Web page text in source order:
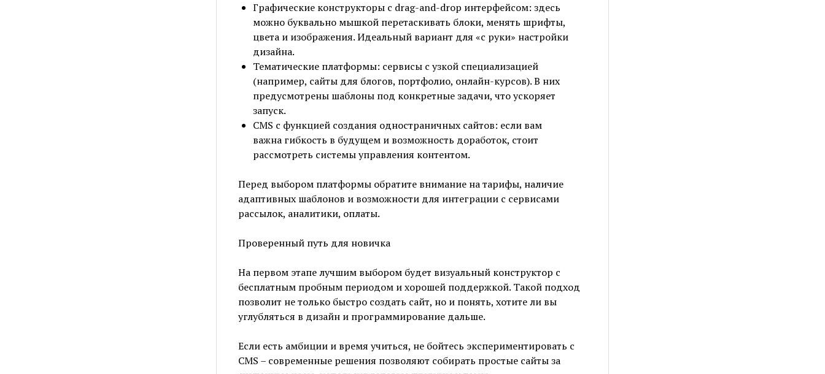
Графические конструкторы с drag-and-drop интерфейсом: здесь
можно буквально мышкой перетаскивать блоки, менять шрифты,
цвета и изображения. Идеальный вариант для «с руки» настройки
дизайна.
Тематические платформы: сервисы с узкой специализацией
(например, сайты для блогов, портфолио, онлайн-курсов). В них
предусмотрены шаблоны под конкретные задачи, что ускоряет
запуск.
CMS с функцией создания одностраничных сайтов: если вам
важна гибкость в будущем и возможность доработок, стоит
рассмотреть системы управления контентом.
Перед выбором платформы обратите внимание на тарифы, наличие
адаптивных шаблонов и возможности для интеграции с сервисами
рассылок, аналитики, оплаты.
Проверенный путь для новичка
На первом этапе лучшим выбором будет визуальный конструктор с
бесплатным пробным периодом и хорошей поддержкой. Такой подход
позволит не только быстро создать сайт, но и понять, хотите ли вы
углубляться в дизайн и программирование дальше.
Если есть амбиции и время учиться, не бойтесь экспериментировать с
CMS – современные решения позволяют собирать простые сайты за